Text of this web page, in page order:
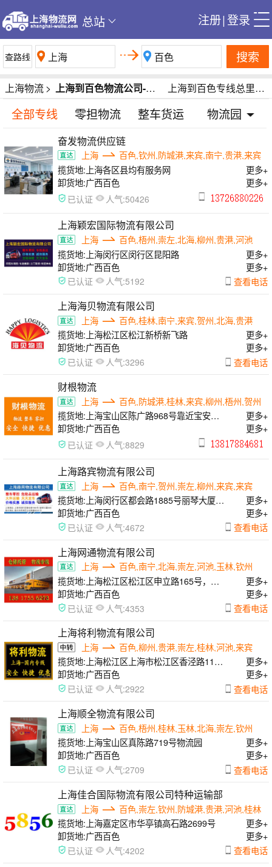
总站 注册|登录
搜索
上海到百色专线总里程2142公里
上海物流> 上海到百色物流公司-上海到百色货运公司-上海到百色专线运输公司
全部专线 零担物流 整车货运 物流园
奋发物流供应链
上海
百色,钦州,防城港,来宾,南宁,贵港,来宾
揽货地: 上海各区县均有服务网
更多+
卸货地:广西百色 更多+
已认证 人气:50426
上海颖宏国际物流有限公司
上海
百色,梧州,崇左,北海,柳州,贵港,河池
揽货地: 上海闵行区闵行区昆阳路
更多+
卸货地:广西百色 更多+
已认证 人气:5192 查看电话
上海海贝物流有限公司
上海
百色,桂林,南宁,来宾,贺州,北海,贵港
揽货地: 上海松江区松江新桥新飞路
更多+
卸货地:广西百色 更多+
已认证 人气:3296 查看电话
财根物流
上海
百色,防城港,桂林,来宾,柳州,梧州,贺州
揽货地: 上海宝山区陈广路968号靠近宝安公
路
更多+
卸货地:广西百色 更多+
已认证 人气:8829
上海路宾物流有限公司
上海
百色,南宁,贺州,崇左,柳州,来宾,来宾
揽货地: 上海闵行区都会路1885号丽琴大厦
508
更多+
卸货地:广西百色 更多+
已认证 人气:4672 查看电话
上海网通物流有限公司
上海
百色,南宁,北海,崇左,河池,玉林,钦州
揽货地: 上海松江区松江区申立路165号，闵
行区曙光路168号，浦东区申江南路555号
更多+
卸货地:广西百色 更多+
已认证 人气:4353 查看电话
上海将利物流有限公司
上海
百色,柳州,贵港,崇左,桂林,河池,来宾
揽货地: 上海松江区上海市松江区香泾路115
号7幢
更多+
卸货地:广西百色 更多+
已认证 人气:2922 查看电话
上海顺全物流有限公司
上海
百色,梧州,桂林,玉林,北海,崇左,钦州
揽货地: 上海宝山区真陈路719号物流园
更多+
卸货地:广西百色 更多+
已认证 人气:2709 查看电话
上海佳合国际物流有限公司特种运输部
上海
百色,崇左,钦州,防城港,贵港,河池,桂林
揽货地: 上海嘉定区市华亭镇高石路2699号
更多+
卸货地:广西百色 更多+
已认证 人气:4202 查看电话